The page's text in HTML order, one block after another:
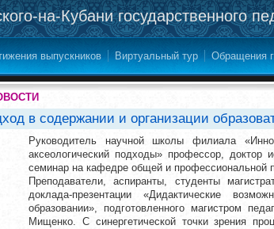
на-Кубани государственного
выпускников Виртуальный тур Обращения
в содержании и организации
Руководитель научной школы филиала
аксеологический подходы» профессор,
семинар на кафедре общей и профессиональной
Преподаватели, аспиранты, студенты
доклада-презентации «Дидактические
образовании», подготовленного магистром
Мищенко. С синергетической точки зрения